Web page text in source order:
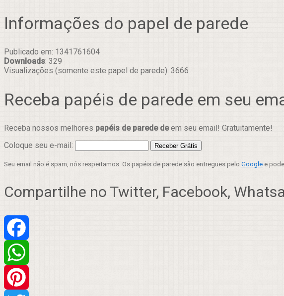
Informações do papel de parede
Publicado em: 1341761604
Downloads: 329
Visualizações (somente este papel de parede): 3666
Receba papéis de parede em seu
Receba nossos melhores papéis de parede deem seu email! Gratuitamente!
Coloque seu e-mail:
Seu email não é spam, nós respeitamos. Os papéis de parede são entregues pelo Google e
Compartilhe no Twitter, Facebook,
Facebook
WhatsApp